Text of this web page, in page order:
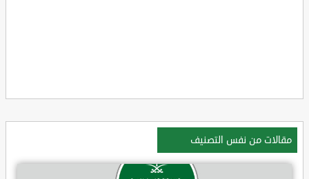
مقالات من نفس التصنيف